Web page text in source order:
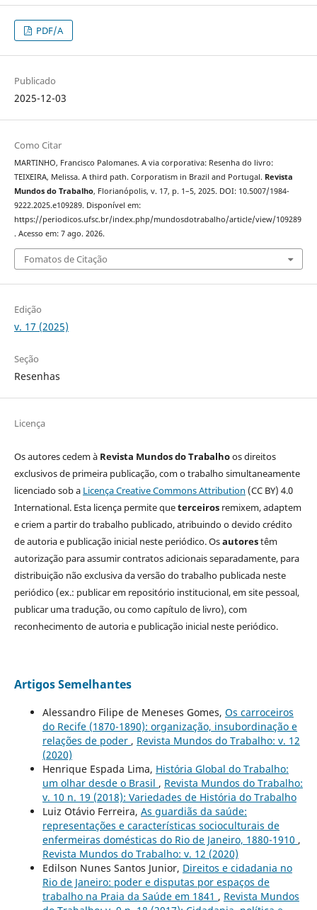
PDF/A
Publicado
2025-12-03
Como Citar
MARTINHO, Francisco Palomanes. A via corporativa: Resenha do livro:
TEIXEIRA, Melissa. A third path. Corporatism in Brazil and Portugal. Revista
Mundos do Trabalho, Florianópolis, v. 17, p. 1–5, 2025. DOI: 10.5007/1984-
9222.2025.e109289. Disponível em:
https://periodicos.ufsc.br/index.php/mundosdotrabalho/article/view/109289
. Acesso em: 7 ago. 2026.
Fomatos de Citação
Edição
v. 17 (2025)
Seção
Resenhas
Licença
Os autores cedem à Revista Mundos do Trabalhoos direitos
exclusivos de primeira publicação, com o trabalho simultaneamente
licenciado sob a Licença Creative Commons Attribution (CC BY) 4.0
International. Esta licença permite queterceirosremixem, adaptem
e criem a partir do trabalho publicado, atribuindo o devido crédito
de autoria e publicação inicial neste periódico. Osautorestêm
autorização para assumir contratos adicionais separadamente, para
distribuição não exclusiva da versão do trabalho publicada neste
periódico (ex.: publicar em repositório institucional, em site pessoal,
publicar uma tradução, ou como capítulo de livro), com
reconhecimento de autoria e publicação inicial neste periódico.
Artigos Semelhantes
Alessandro Filipe de Meneses Gomes, Os carroceiros
do Recife (1870-1890): organização, insubordinação e
relações de poder , Revista Mundos do Trabalho: v. 12
(2020)
Henrique Espada Lima, História Global do Trabalho:
um olhar desde o Brasil , Revista Mundos do Trabalho:
v. 10 n. 19 (2018): Variedades de História do Trabalho
Luiz Otávio Ferreira, As guardiãs da saúde:
representações e características socioculturais de
enfermeiras domésticas do Rio de Janeiro, 1880-1910 ,
Revista Mundos do Trabalho: v. 12 (2020)
Edilson Nunes Santos Junior, Direitos e cidadania no
Rio de Janeiro: poder e disputas por espaços de
trabalho na Praia da Saúde em 1841 , Revista Mundos